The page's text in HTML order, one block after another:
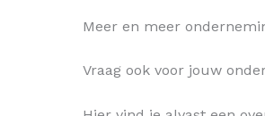
Meer en meer
Vraag ook voor jouw